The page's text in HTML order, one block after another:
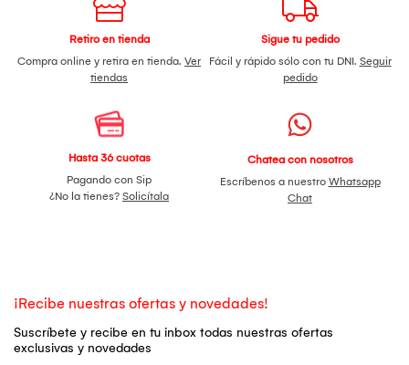
Retiro en tienda
Compra online y retira en tienda. Ver
tiendas
Sigue tu pedido
Fácil y rápido sólo con tu DNI. Seguir
pedido
Hasta 36 cuotas
Pagando con Sip
¿No la tienes? Solicítala
Chatea con nosotros
Escríbenos a nuestro Whatsapp
Chat
¡Recibe nuestras ofertas y novedades!
Suscríbete y recibe en tu inbox todas nuestras ofertas
exclusivas y novedades